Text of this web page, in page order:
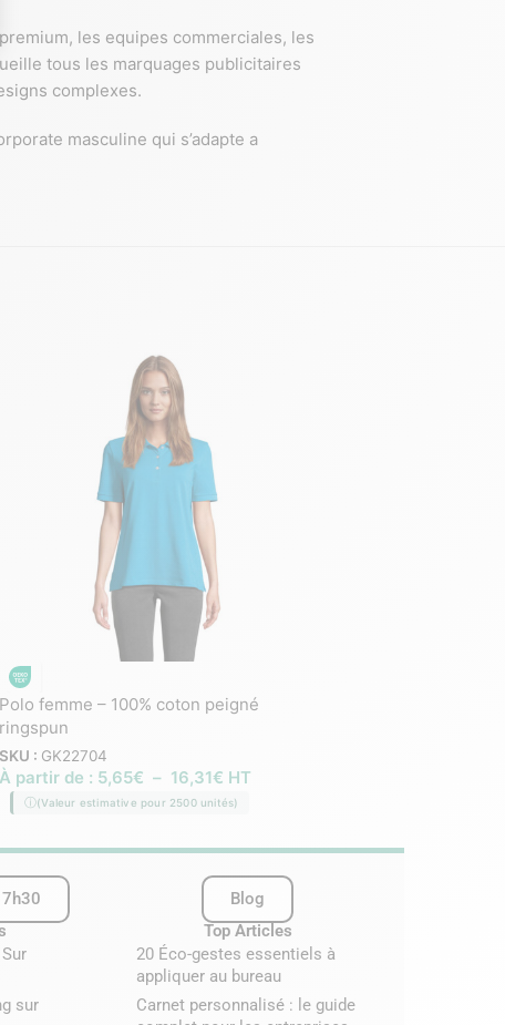
les equipes commerciales, les
tous les marquages publicitaires
complexes.
masculine qui s’adapte a
Polo femme – 100% coton peigné
ringspun
SKU : GK22704
À partir de : 5,65€ – 16,31€ HT
(Valeur estimative pour 2500 unités)
sur
Blog
Top Articles
20 Éco-gestes essentiels à
appliquer au bureau
Carnet personnalisé : le guide